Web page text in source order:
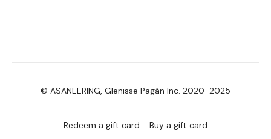
© ASANEERING, Glenisse Pagán Inc. 2020-2025
Redeem a gift card Buy a gift card